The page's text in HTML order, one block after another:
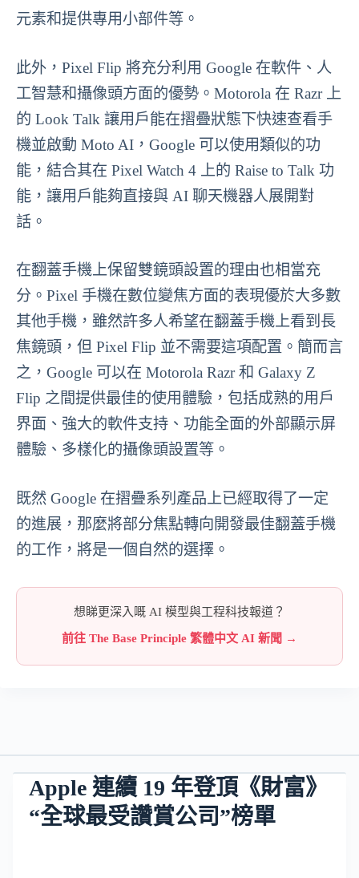
元素和提供專用小部件等。
此外，Pixel Flip 將充分利用 Google 在軟件、人
工智慧和攝像頭方面的優勢。Motorola 在 Razr 上
的 Look Talk 讓用戶能在摺疊狀態下快速查看手
機並啟動 Moto AI，Google 可以使用類似的功
能，結合其在 Pixel Watch 4 上的 Raise to Talk 功
能，讓用戶能夠直接與 AI 聊天機器人展開對
話。
在翻蓋手機上保留雙鏡頭設置的理由也相當充
分。Pixel 手機在數位變焦方面的表現優於大多數
其他手機，雖然許多人希望在翻蓋手機上看到長
焦鏡頭，但 Pixel Flip 並不需要這項配置。簡而言
之，Google 可以在 Motorola Razr 和 Galaxy Z
Flip 之間提供最佳的使用體驗，包括成熟的用戶
界面、強大的軟件支持、功能全面的外部顯示屏
體驗、多樣化的攝像頭設置等。
既然 Google 在摺疊系列產品上已經取得了一定
的進展，那麼將部分焦點轉向開發最佳翻蓋手機
的工作，將是一個自然的選擇。
想睇更深入嘅 AI 模型與工程科技報道？
前往 The Base Principle 繁體中文 AI 新聞 →
Apple 連續 19 年登頂《財富》
“全球最受讚賞公司”榜單